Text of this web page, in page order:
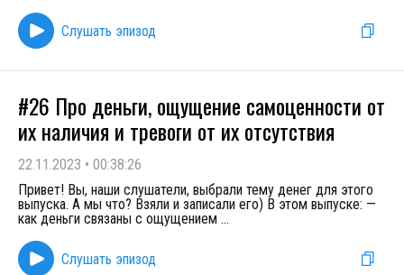
Слушать эпизод
#26 Про деньги, ощущение самоценности от
их наличия и тревоги от их отсутствия
22.11.2023 • 00:38:26
Привет! Вы, наши слушатели, выбрали тему денег для этого
выпуска. А мы что? Взяли и записали его) В этом выпуске: —
как деньги связаны с ощущением ...
Слушать эпизод